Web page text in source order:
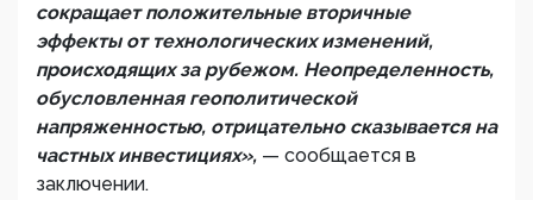
сокращает положительные вторичные
эффекты от технологических изменений,
происходящих за рубежом. Неопределенность,
обусловленная геополитической
напряженностью, отрицательно сказывается на
частных инвестициях», — сообщается в
заключении.